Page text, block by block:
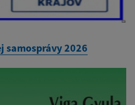
samosprávy 2026